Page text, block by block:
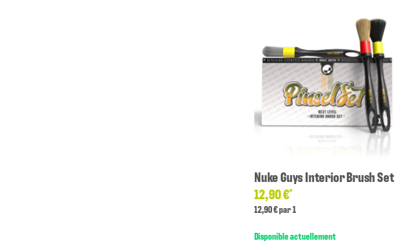
Nuke Guys Interior Brush Set
12,90 €*
12,90 € par 1
Disponible actuellement